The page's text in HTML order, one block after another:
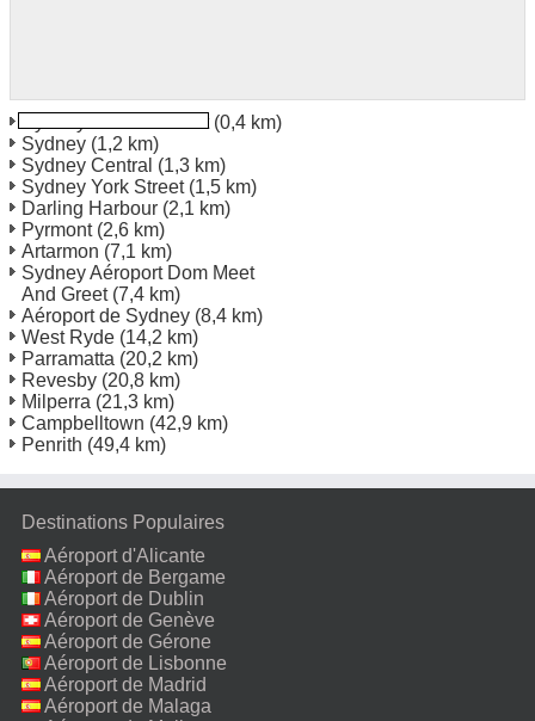
(0,4 km)
Sydney (1,2 km)
Sydney Central (1,3 km)
Sydney York Street(1,5 km)
Darling Harbour (2,1 km)
Pyrmont(2,6 km)
Artarmon (7,1 km)
Sydney Aéroport Dom Meet
And Greet(7,4 km)
Aéroport de Sydney (8,4 km)
West Ryde (14,2 km)
Parramatta (20,2 km)
Revesby (20,8 km)
Milperra (21,3 km)
Campbelltown (42,9 km)
Penrith (49,4 km)
Destinations Populaires
Aéroport d'Alicante
Aéroport de Bergame
Aéroport de Dublin
Aéroport de Genève
Aéroport de Gérone
Aéroport de Lisbonne
Aéroport de Madrid
Aéroport de Malaga